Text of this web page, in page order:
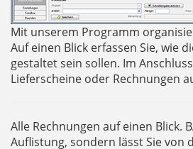
Mit unserem Programm
Auf einen Blick erfassen Sie, wie
gestaltet sein sollen. Im
Lieferscheine oder Rechnungen
Alle Rechnungen auf einen Blick.
Auflistung, sondern lässt Sie von